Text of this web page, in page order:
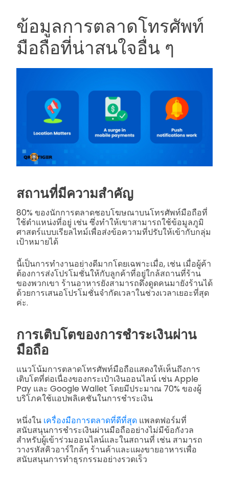
ข้อมูลการตลาดโทรศัพท์
มือถือที่น่าสนใจอื่น ๆ
สถานที่มีความสำคัญ
80% ของนักการตลาดชอบโฆษณาบนโทรศัพท์มือถือที่
ใช้ตำแหน่งที่อยู่ เช่น ซึ่งทำให้เขาสามารถใช้ข้อมูลภูมิ
ศาสตร์แบบเรียลไทม์เพื่อส่งข้อความที่ปรับให้เข้ากับกลุ่ม
เป้าหมายได้
นี้เป็นการทำงานอย่างดีมากโดยเฉพาะเมื่อ, เช่น เมื่อผู้ค้า
ต้องการส่งโปรโมชั่นให้กับลูกค้าที่อยู่ใกล้สถานที่ร้าน
ของพวกเขา ร้านอาหารยังสามารถดึงดูดคนมายังร้านได้
ด้วยการเสนอโปรโมชั่นจำกัดเวลาในช่วงเวลาเยอะที่สุด
ค่ะ.
การเติบโตของการชำระเงินผ่าน
มือถือ
แนวโน้มการตลาดโทรศัพท์มือถือแสดงให้เห็นถึงการ
เติบโตที่ต่อเนื่องของกระเป๋าเงินออนไลน์ เช่น Apple
Pay และ Google Wallet โดยมีประมาณ 70% ของผู้
บริโภคใช้แอปพลิเคชันในการชำระเงิน
หนึ่งใน เครื่องมือการตลาดที่ดีที่สุด แพลตฟอร์มที่
สนับสนุนการชำระเงินผ่านมือถืออย่างไม่มีข้อกังวล
สำหรับผู้เข้าร่วมออนไลน์และในสถานที่ เช่น สามารถ
วางรหัสคิวอาร์ใกล้ๆ ร้านค้าและแผงขายอาหารเพื่อ
สนับสนุนการทำธุรกรรมอย่างรวดเร็ว